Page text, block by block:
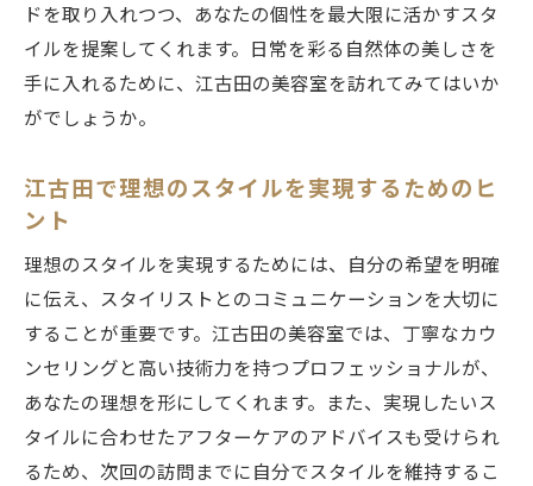
ドを取り入れつつ、あなたの個性を最大限に活かすスタ
イルを提案してくれます。日常を彩る自然体の美しさを
手に入れるために、江古田の美容室を訪れてみてはいか
がでしょうか。
江古田で理想のスタイルを実現するためのヒ
ント
理想のスタイルを実現するためには、自分の希望を明確
に伝え、スタイリストとのコミュニケーションを大切に
することが重要です。江古田の美容室では、丁寧なカウ
ンセリングと高い技術力を持つプロフェッショナルが、
あなたの理想を形にしてくれます。また、実現したいス
タイルに合わせたアフターケアのアドバイスも受けられ
るため、次回の訪問までに自分でスタイルを維持するこ